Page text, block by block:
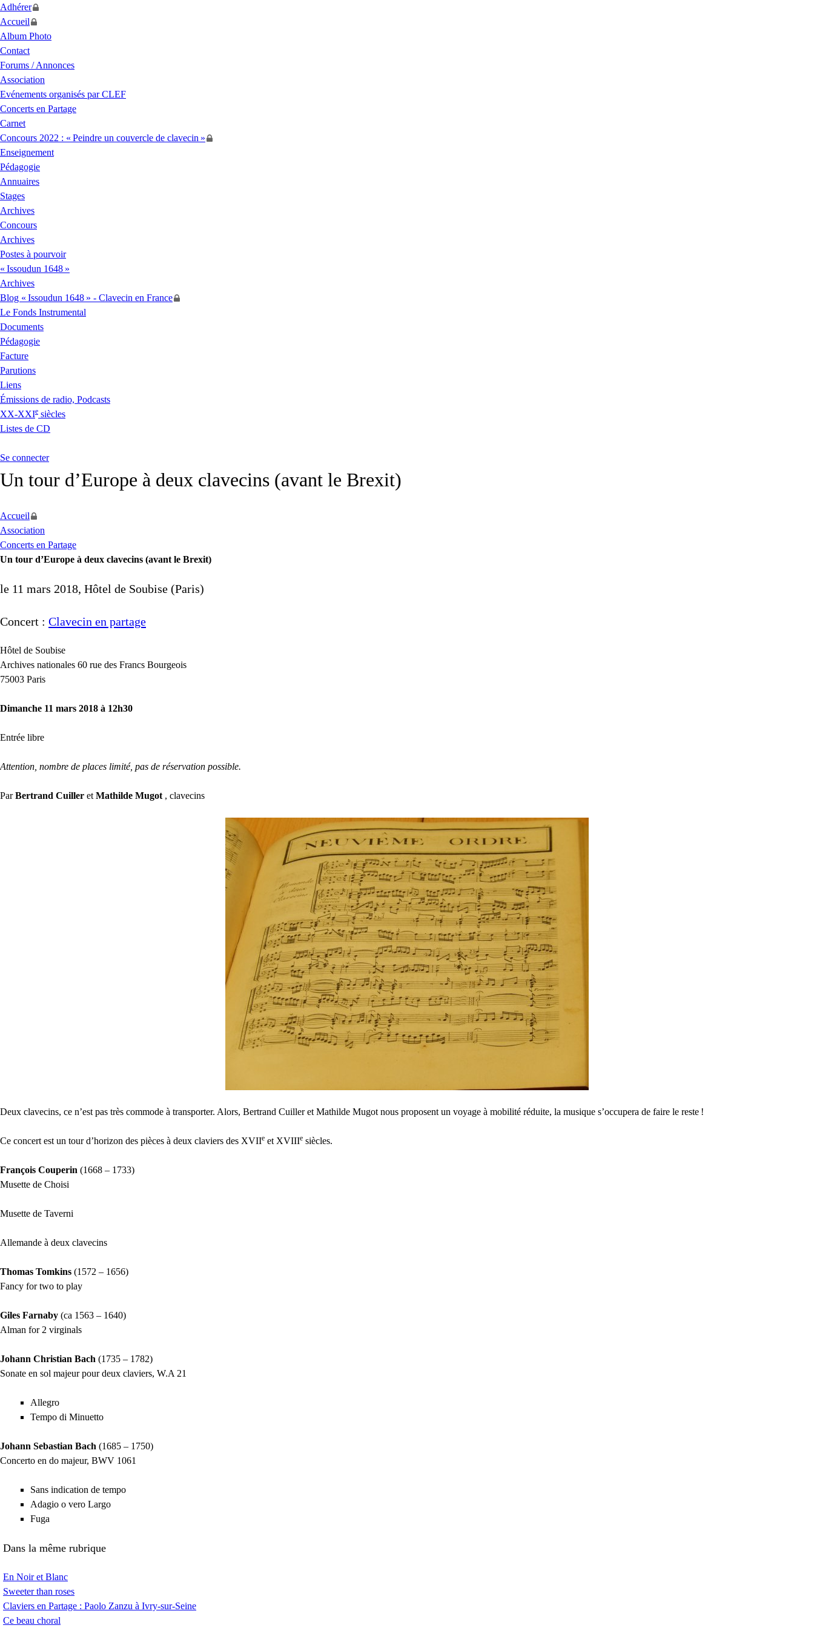
Adhérer
Accueil
Album Photo
Contact
Forums / Annonces
Association
Evénements organisés parCLEF
Concerts en Partage
Carnet
Concours 2022 : « Peindre un couvercle de clavecin »
Enseignement
Pédagogie
Annuaires
Stages
Archives
Concours
Archives
Postes à pourvoir
« Issoudun 1648 »
Archives
Blog « Issoudun 1648 » - Clavecin en France
Le Fonds Instrumental
Documents
Pédagogie
Facture
Parutions
Liens
Émissions de radio, Podcasts
XX-XXIe siècles
Listes de CD
Se connecter
Un tour d’Europe à deux clavecins (avant le Brexit)
Accueil
Association
Concerts en Partage
Un tour d’Europe à deux clavecins (avant le Brexit)
le 11 mars 2018, Hôtel de Soubise (Paris)
Concert : Clavecin en partage
Hôtel de Soubise
Archives nationales 60 rue des Francs Bourgeois
75003 Paris
Dimanche 11 mars 2018 à 12h30
Entrée libre
Attention, nombre de places limité, pas de réservation possible.
ParBertrand Cuiller et Mathilde Mugot , clavecins
Deux clavecins, ce n’est pas très commode à transporter. Alors, Bertrand Cuiller et Mathilde Mugot nous proposent un voyage à mobilité réduite, la musique s’occupera de faire le reste !
Ce concert est un tour d’horizon des pièces à deux claviers des XVIIe et XVIIIe siècles.
François Couperin (1668 – 1733)
Musette de Choisi
Musette de Taverni
Allemande à deux clavecins
Thomas Tomkins (1572 – 1656)
Fancy for two to play
Giles Farnaby (ca 1563 – 1640)
Alman for 2 virginals
Johann Christian Bach (1735 – 1782)
Sonate en sol majeur pour deux claviers, W.A 21
Allegro
Tempo di Minuetto
Johann Sebastian Bach (1685 – 1750)
Concerto en do majeur, BWV 1061
Sans indication de tempo
Adagio o vero Largo
Fuga
Dans la même rubrique
En Noir et Blanc
Sweeter than roses
Claviers en Partage : Paolo Zanzu à Ivry-sur-Seine
Ce beau choral